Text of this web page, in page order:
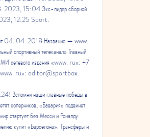
18. 2023, 15:04 Экс-лидер сборной
2023, 12:25 Sport.
от 04. 04. 2018 Название — www.
спортивный телеканал» Главный
сетевого издания «www. ru»: +7
«www. ru»: editor@sportbox.
Вспомни наши главные победы в
соперников, «Бавария» подвинет
стартует без Месси и Роналду.
купит «Барселона». Трансферы и